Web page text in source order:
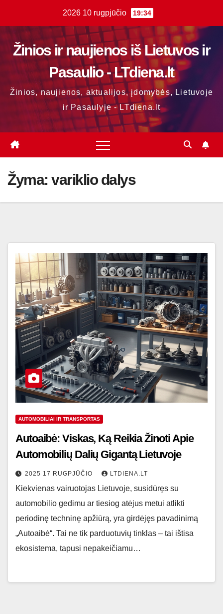
content
2026 10 rugpjūčio 19:34
Žinios ir naujienos iš Lietuvos ir
Pasaulio - LTdiena.lt
Žinios, naujienos, aktualijos, įdomybės, Lietuvoje
ir Pasaulyje - LTdiena.lt
Žyma: variklio dalys
AUTOMOBILIAI IR TRANSPORTAS
Autoaibė: Viskas, Ką Reikia Žinoti Apie
Automobilių Dalių Gigantą Lietuvoje
2025 17 RUGPJŪČIO LTDIENA.LT
Kiekvienas vairuotojas Lietuvoje, susidūręs su
automobilio gedimu ar tiesiog atėjus metui atlikti
periodinę techninę apžiūrą, yra girdėjęs pavadinimą
„Autoaibė“. Tai ne tik parduotuvių tinklas – tai ištisa
ekosistema, tapusi nepakeičiamu…